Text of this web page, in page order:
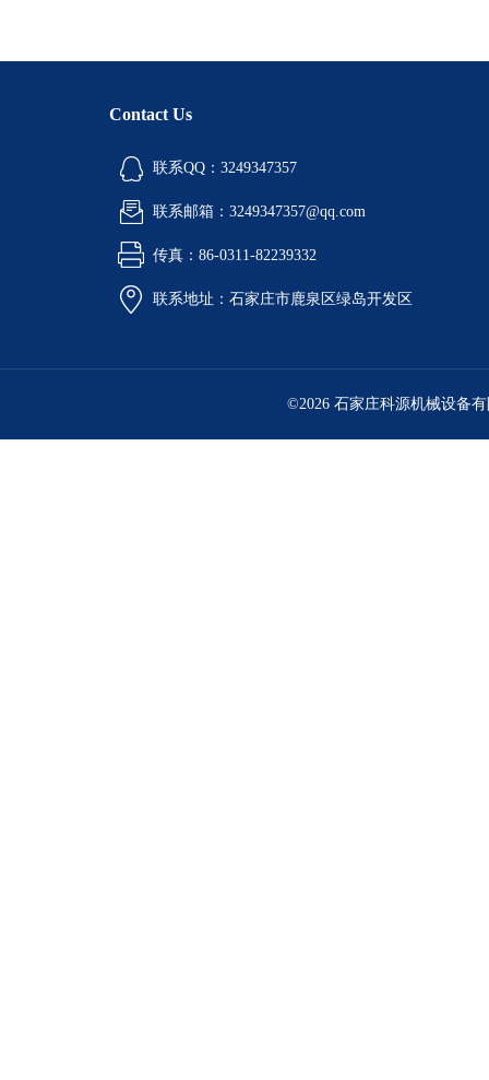
Contact Us
联系QQ：3249347357
联系邮箱：3249347357@qq.com
传真：86-0311-82239332
联系地址：石家庄市鹿泉区绿岛开发区
©2026 石家庄科源机械设备